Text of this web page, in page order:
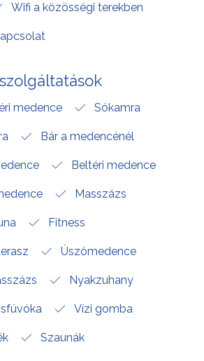
Wifi a közösségi terekben
medence Sókamra
Bár a medencénél
Beltéri medence
Masszázs
Fitness
Úszómedence
Nyakzuhany
Vízi gomba
Szaunák